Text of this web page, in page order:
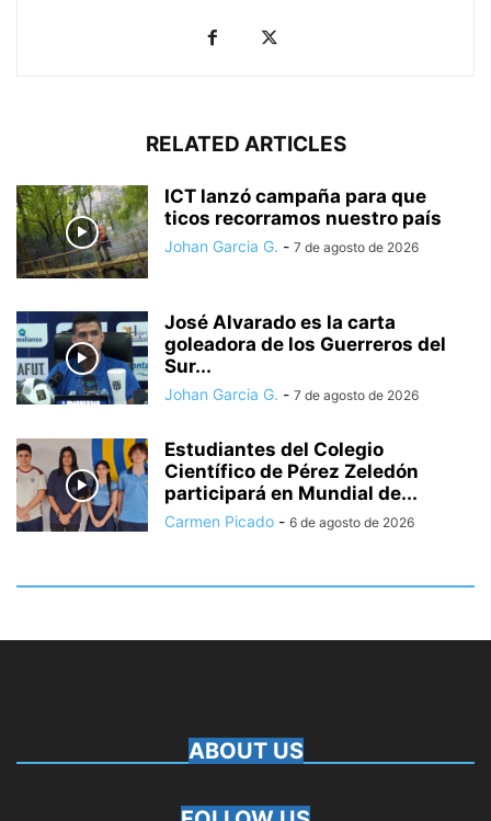
RELATED ARTICLES
ICT lanzó campaña para que
ticos recorramos nuestro país
Johan Garcia G. - 7 de agosto de 2026
José Alvarado es la carta
goleadora de los Guerreros del
Sur...
Johan Garcia G. - 7 de agosto de 2026
Estudiantes del Colegio
Científico de Pérez Zeledón
participará en Mundial de...
Carmen Picado - 6 de agosto de 2026
ABOUT US